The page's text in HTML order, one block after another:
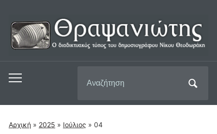
Εναλλαγή
μενού
για
για:
Αρχική » 2025 » Ιούλιος » 04